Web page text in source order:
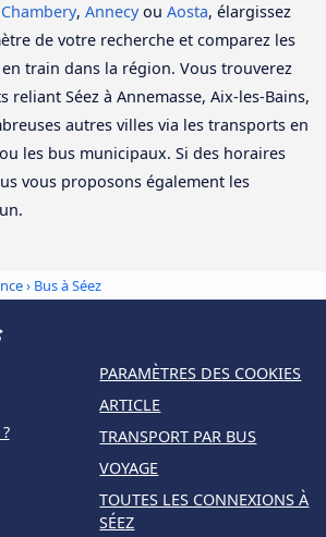
Chambery, Annecyou Aosta, élargissez
de votre recherche et comparez les
train dans la région. Vous trouverez
reliant Séez à Annemasse, Aix-les-Bains,
autres villes via les transports en
les bus municipaux. Si des horaires
vous proposons également les
› Bus à Séez
PARAMÈTRES DES COOKIES
ARTICLE
TRANSPORT PAR BUS
VOYAGE
TOUTES LES CONNEXIONS À
SÉEZ